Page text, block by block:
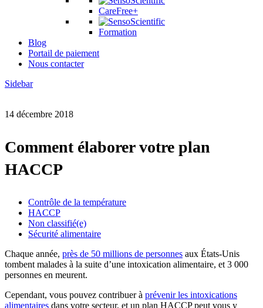
CareFree+
Formation
Blog
Portail de paiement
Nous contacter
Sidebar
14 décembre 2018
Comment élaborer votre plan
HACCP
Contrôle de la température
HACCP
Non classifié(e)
Sécurité alimentaire
Chaque année, près de 50 millions de personnes aux États-Unis
tombent malades à la suite d’une intoxication alimentaire, et 3 000
personnes en meurent.
Cependant, vous pouvez contribuer à prévenir les intoxications
alimentaires dans votre secteur, et un plan HACCP peut vous y